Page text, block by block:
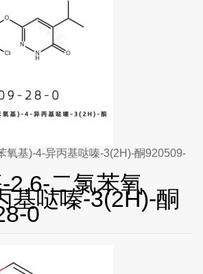
氧基)-4-异丙基哒嗪-3(2H)-酮920509-
2,6-二氯苯氧
基哒嗪-3(2H)-酮
0